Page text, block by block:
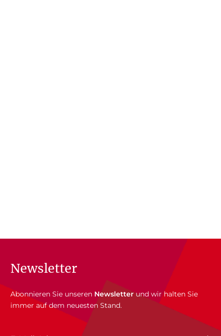
Newsletter
Abonnieren Sie unseren Newsletterund wir halten Sie
immer auf dem neuesten Stand.